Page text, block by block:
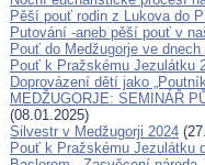
Pěší pouť rodin z Lukova do
Putování -aneb pěší pouť v
Pouť do Medžugorje ve
Pouť k Pražskému Jezulátku
Doprovázení dětí jako
MEDŽUGORJE: SEMINÁŘ
(08.01.2025)
Silvestr v Medžugorji 2024
Pouť k Pražskému Jezulátku